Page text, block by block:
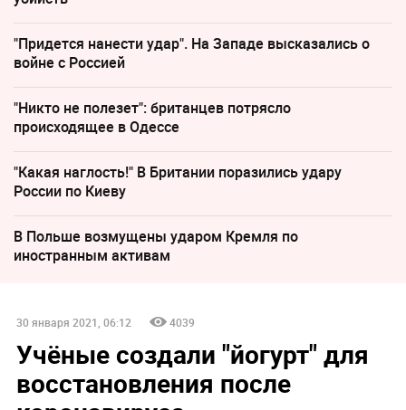
"Придется нанести удар". На Западе высказались о
войне с Россией
"Никто не полезет": британцев потрясло
происходящее в Одессе
"Какая наглость!" В Британии поразились удару
России по Киеву
В Польше возмущены ударом Кремля по
иностранным активам
30 января 2021, 06:12 4039
Учёные создали "йогурт" для
восстановления после